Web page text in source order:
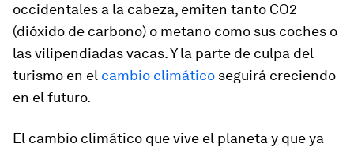
occidentales a la cabeza, emiten tanto CO2
(dióxido de carbono) o metano como sus coches o
las vilipendiadas vacas. Y la parte de culpa del
turismo en el cambio climático seguirá creciendo
en el futuro.
El cambio climático que vive el planeta y que ya